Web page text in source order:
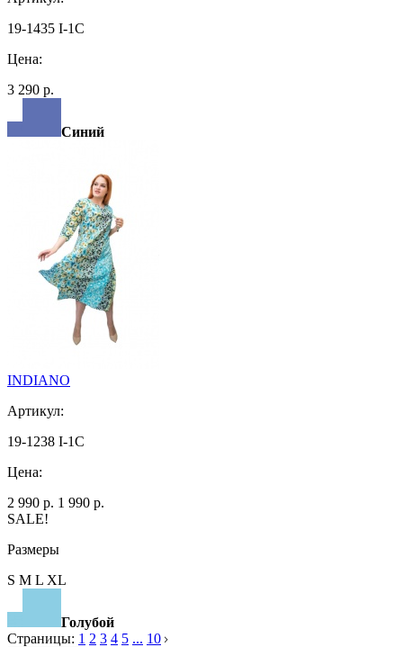
19-1435 I-1C
Цена:
3 290 р.
Синий
INDIANO
Артикул:
19-1238 I-1C
Цена:
2 990 р. 1 990 р.
SALE!
Размеры
S M L XL
Голубой
Страницы: 1 2 3 4 5 ... 10